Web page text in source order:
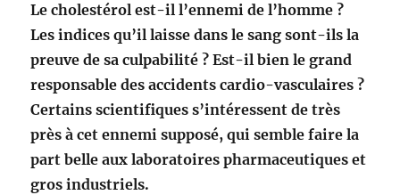
Le cholestérol est-il l’ennemi de l’homme ?
Les indices qu’il laisse dans le sang sont-ils la
preuve de sa culpabilité ? Est-il bien le grand
responsable des accidents cardio-vasculaires ?
Certains scientifiques s’intéressent de très
près à cet ennemi supposé, qui semble faire la
part belle aux laboratoires pharmaceutiques et
gros industriels.